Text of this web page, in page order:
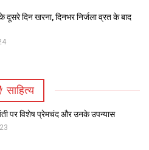
दूसरे दिन खरना, दिनभर निर्जला व्रत के बाद
साहित्य
पर विशेष प्रेमचंद और उनके उपन्यास